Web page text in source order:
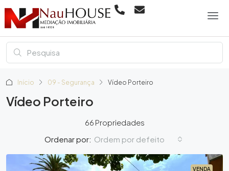
Início 09 - Segurança Vídeo Porteiro
Vídeo Porteiro
66 Propriedades
Ordenar por: Ordem por defeito
VENDA